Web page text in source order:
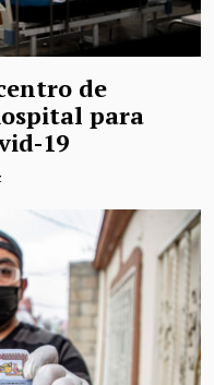
de
para
19